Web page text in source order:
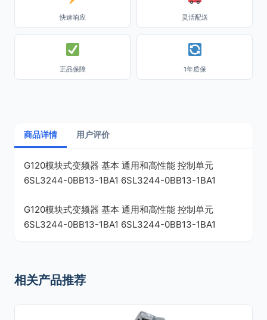
快速响应 灵活配送
正品保障 1年质保
商品详情 用户评价
G120模块式变频器 基本 通用和高性能 控制单元
6SL3244-0BB13-1BA1 6SL3244-0BB13-1BA1
G120模块式变频器 基本 通用和高性能 控制单元
6SL3244-0BB13-1BA1 6SL3244-0BB13-1BA1
相关产品推荐